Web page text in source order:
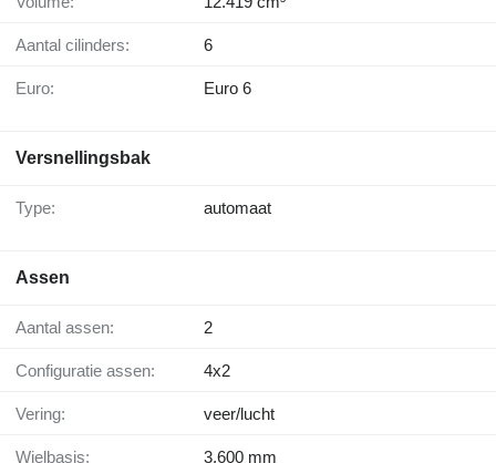
Aantal cilinders: 6
Euro: Euro 6
Versnellingsbak
Type: automaat
Assen
Aantal assen: 2
Configuratie assen: 4x2
Vering: veer/lucht
Wielbasis: 3.600 mm